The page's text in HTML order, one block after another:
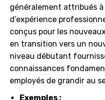
généralement attribués
d’expérience
conçus pour les
en transition vers un
niveau débutant
connaissances
employés de grandir au
Exemples :